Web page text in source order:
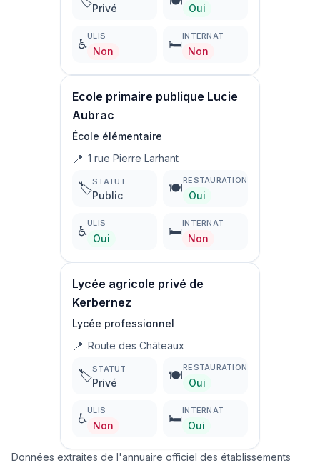
Privé Oui
♿
ULIS
Non 🛏️
INTERNAT
Non
Ecole primaire publique Lucie
Aubrac
École élémentaire
📍 1 rue Pierre Larhant
🏷️STATUT
Public 🍽️
RESTAURATION
Oui
♿
ULIS
Oui 🛏️
INTERNAT
Non
Lycée agricole privé de
Kerbernez
Lycée professionnel
📍 Route des Châteaux
🏷️STATUT
Privé 🍽️
RESTAURATION
Oui
♿
ULIS
Non 🛏️
INTERNAT
Oui
Données extraites de l'annuaire officiel des établissements